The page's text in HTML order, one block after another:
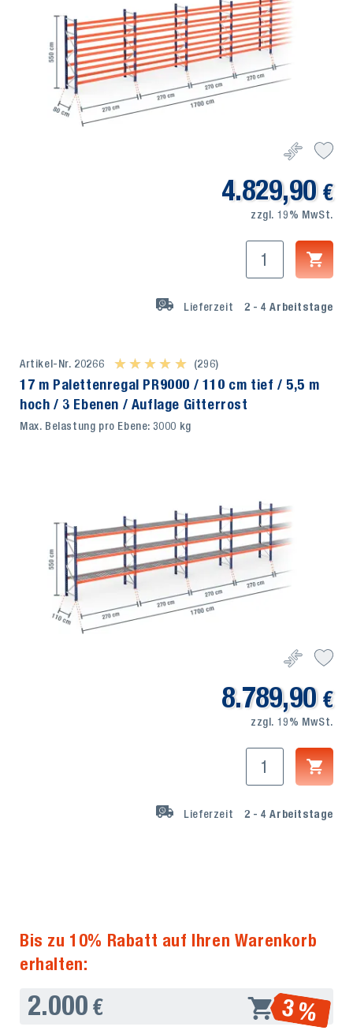
4.829,90 €
zzgl. 19% MwSt.
Lieferzeit 2 - 4 Arbeitstage
Artikel-Nr. 20266 ★ ★ ★ ★ ★
★ ★ ★ ★ ★ (296)
17 m Palettenregal PR9000 / 110 cm tief / 5,5 m
hoch / 3 Ebenen / Auflage Gitterrost
Max. Belastung pro Ebene: 3000 kg
8.789,90 €
zzgl. 19% MwSt.
Lieferzeit 2 - 4 Arbeitstage
Bis zu 10% Rabatt auf Ihren Warenkorb
erhalten:
2.000 € 3 %